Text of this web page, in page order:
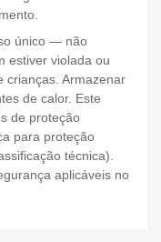
único — não
estiver violada ou
crianças. Armazenar
de calor. Este
de proteção
para proteção
técnica).
aplicáveis no